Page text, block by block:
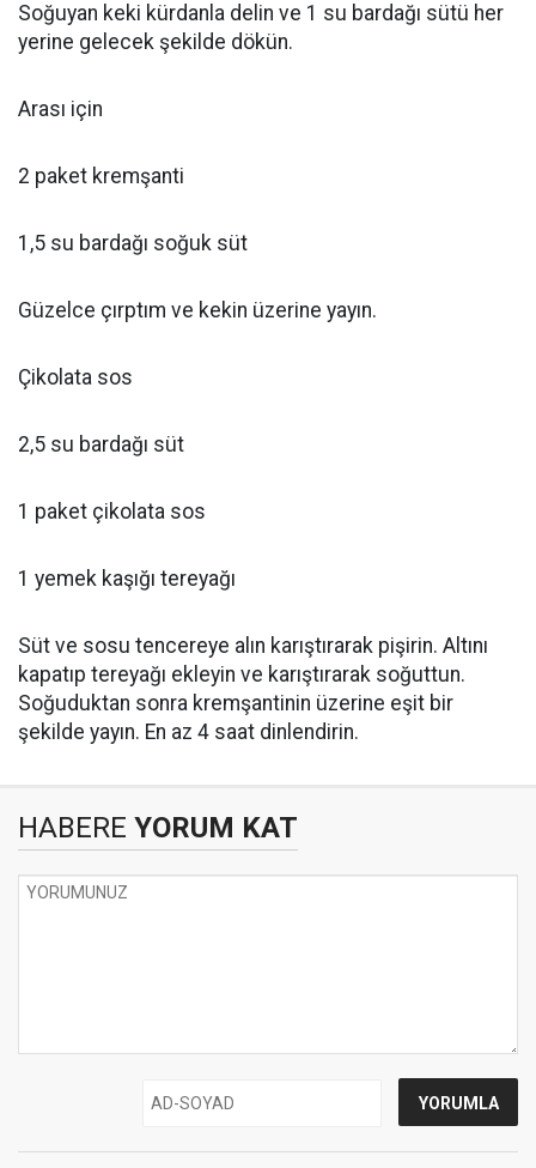
Soğuyan keki kürdanla delin ve 1 su bardağı sütü her
yerine gelecek şekilde dökün.
Arası için
2 paket kremşanti
1,5 su bardağı soğuk süt
Güzelce çırptım ve kekin üzerine yayın.
Çikolata sos
2,5 su bardağı süt
1 paket çikolata sos
1 yemek kaşığı tereyağı
Süt ve sosu tencereye alın karıştırarak pişirin. Altını
kapatıp tereyağı ekleyin ve karıştırarak soğuttun.
Soğuduktan sonra kremşantinin üzerine eşit bir
şekilde yayın. En az 4 saat dinlendirin.
HABERE YORUM KAT